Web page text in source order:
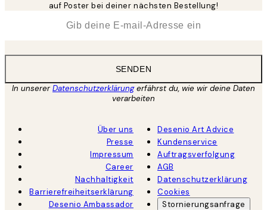
auf Poster bei deiner nächsten Bestellung!
SENDEN
In unsererDatenschutzerklärungerfährst du, wie wir deine Daten
verarbeiten
Über uns
Presse
Impressum
Career
Nachhaltigkeit
Barrierefreiheitserklärung
Desenio Ambassador
Desenio Art Advice
Kundenservice
Auftragsverfolgung
AGB
Datenschutzerklärung
Cookies
Stornierungsanfrage